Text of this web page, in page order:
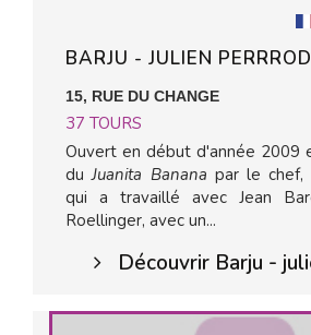
BARJU - JULIEN
15, RUE DU CHANGE
37 TOURS
Ouvert en début d'année 2009
duJuanita Banana par le chef,
qui a travaillé avec Jean
Roellinger, avec un...
Découvrir Barju -